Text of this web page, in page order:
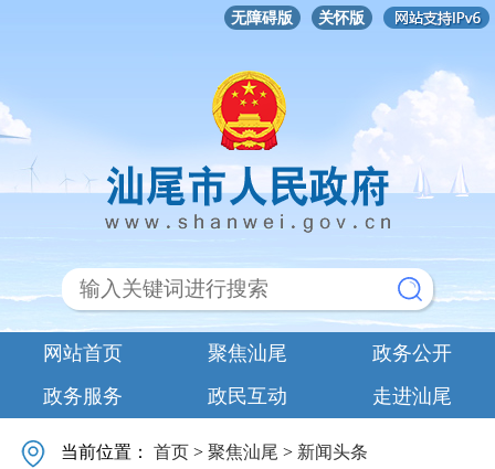
无障碍版 关怀版
网站首页 聚焦汕尾
政务公开
政务服务
政民互动 走进汕尾
当前位置：首页 >聚焦汕尾 > 新闻头条